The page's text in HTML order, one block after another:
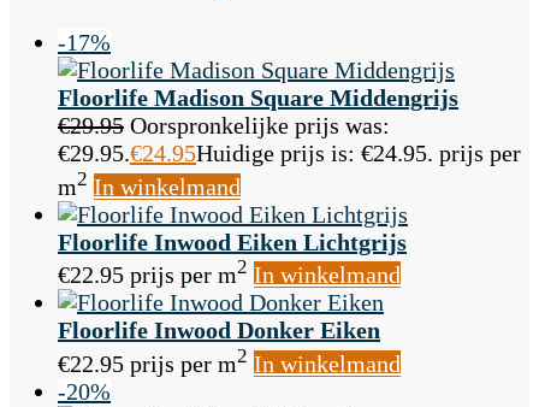
-17%
Floorlife Madison Square Middengrijs
€29.95 Oorspronkelijke prijs was:
€29.95.€24.95Huidige prijs is: €24.95. prijs per
m2 In winkelmand
Floorlife Inwood Eiken Lichtgrijs
€22.95 prijs per m2 In winkelmand
Floorlife Inwood Donker Eiken
€22.95 prijs per m2 In winkelmand
-20%